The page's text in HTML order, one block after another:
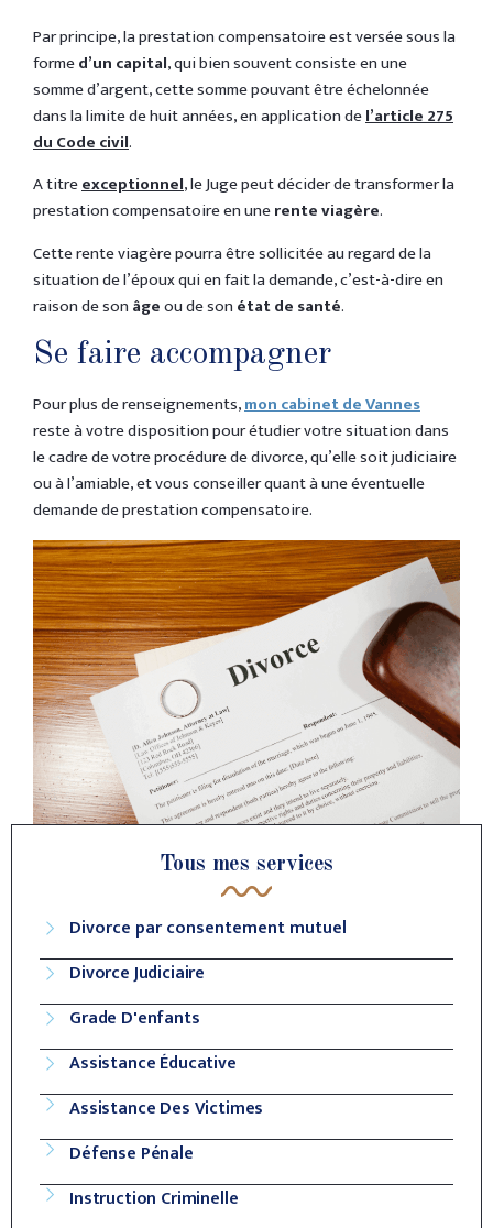
Tous mes services
Divorce par consentement mutuel
Divorce Judiciaire
Grade D'enfants
Assistance Éducative
Assistance Des Victimes
Défense Pénale
Instruction Criminelle
Par principe, la prestation compensatoire est versée sous la
formed’un capital, qui bien souvent consiste en une
somme d’argent, cette somme pouvant être échelonnée
dans la limite de huit années, en application del’article 275
du Code civil.
A titreexceptionnel, le Juge peut décider de transformer la
prestation compensatoire en unerente viagère.
Cette rente viagère pourra être sollicitée au regard de la
situation de l’époux qui en fait la demande, c’est-à-dire en
raison de son âgeou de son état de santé.
Se faire accompagner
Pour plus de renseignements,mon cabinet de Vannes
reste à votre disposition pour étudier votre situation dans
le cadre de votre procédure de divorce, qu’elle soit judiciaire
ou à l’amiable, et vous conseiller quant à une éventuelle
demande de prestation compensatoire.